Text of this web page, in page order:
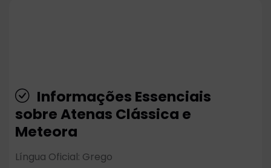
Informações Essenciais
sobre Atenas Clássica e
Meteora
Língua Oficial: Grego